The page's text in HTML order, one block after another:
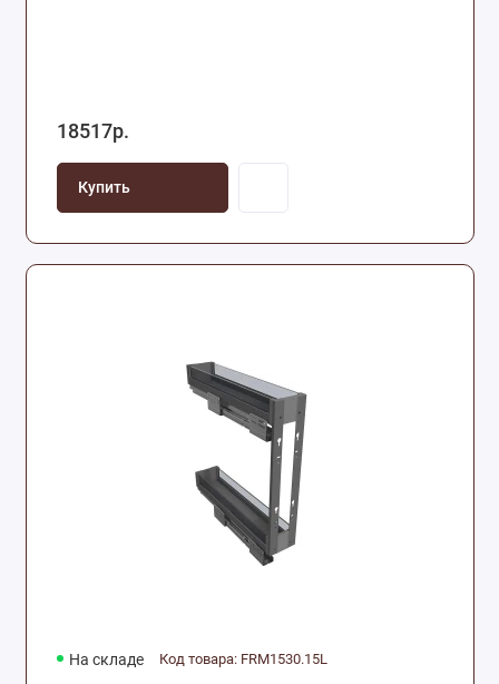
18517р.
Купить
На складе Код товара: FRM1530.15L